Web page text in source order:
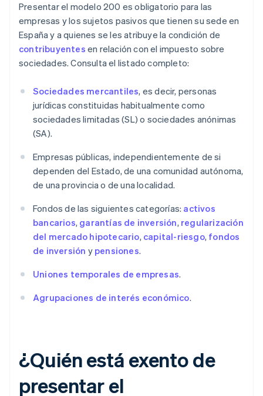
Presentar el modelo 200 es obligatorio para las
empresas y los sujetos pasivos que tienen su sede en
España y a quienes se les atribuye la condición de
contribuyentes en relación con el impuesto sobre
sociedades. Consulta el listado completo:
Sociedades mercantiles, es decir, personas
jurídicas constituidas habitualmente como
sociedades limitadas (SL) o sociedades anónimas
(SA).
Empresas públicas, independientemente de si
dependen del Estado, de una comunidad autónoma,
de una provincia o de una localidad.
Fondos de las siguientes categorías: activos
bancarios, garantías de inversión, regularización
del mercado hipotecario, capital-riesgo, fondos
de inversión y pensiones.
Uniones temporales de empresas.
Agrupaciones de interés económico.
¿Quién está exento de
presentar el